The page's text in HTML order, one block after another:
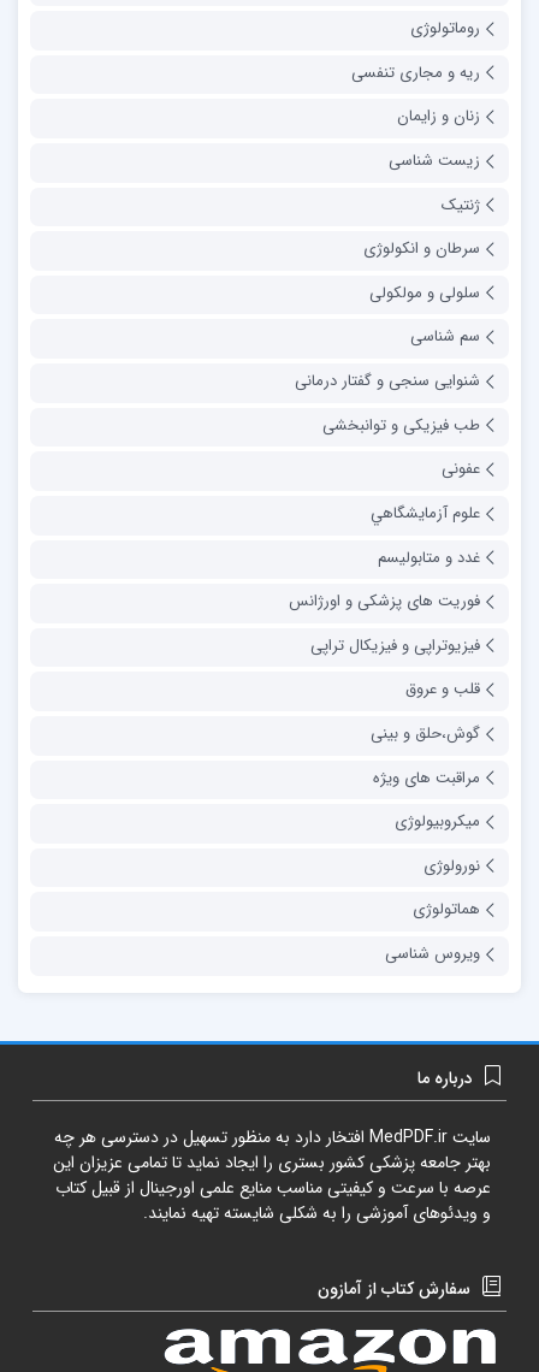
روماتولوژی
ریه و مجاری تنفسی
زنان و زایمان
زیست شناسی
ژنتیک
سرطان و انکولوژی
سلولی و مولکولی
سم شناسی
شنوایی سنجی و گفتار درمانی
طب فیزیکی و توانبخشی
عفونی
علوم آزمايشگاهي
غدد و متابولیسم
فوریت های پزشکی و اورژانس
فیزیوتراپی و فیزیکال تراپی
قلب و عروق
گوش،حلق و بینی
مراقبت های ویژه
میکروبیولوژی
نورولوژی
هماتولوژی
ویروس شناسی
درباره ما
سایتMedPDF.ir افتخار دارد به منظور تسهیل در دسترسی هر چه
بهتر جامعه پزشکی کشور بستری را ایجاد نماید تا تمامی عزیزان این
عرصه با سرعت و کیفیتی مناسب منایع علمی اورجینال از قبیل کتاب
و ویدئوهای آموزشی را به شکلی شایسته تهیه نمایند.
سفارش کتاب از آمازون